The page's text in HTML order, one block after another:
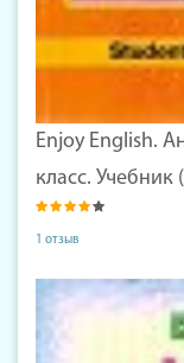
Enjoy English.
класс.
1 отзыв